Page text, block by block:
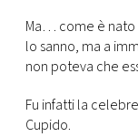
Ma… come è nato
lo sanno, ma a
non poteva che
Fu infatti la
Cupido.